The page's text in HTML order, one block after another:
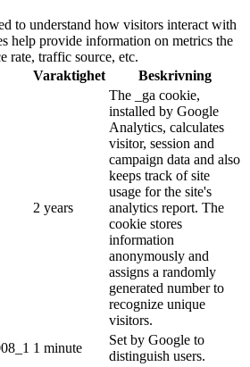
to understand how visitors interact with
help provide information on metrics the
rate, traffic source, etc.
Varaktighet Beskrivning
2 years
The _ga cookie,
installed by Google
Analytics, calculates
visitor, session and
campaign data and also
keeps track of site
usage for the site's
analytics report. The
cookie stores
information
anonymously and
assigns a randomly
generated number to
recognize unique
visitors.
1 minute
Set by Google to
distinguish users.